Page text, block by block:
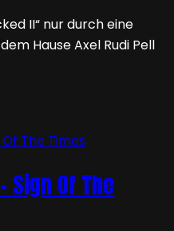
II“ nur durch eine
Hause Axel Rudi Pell
Sign Of The